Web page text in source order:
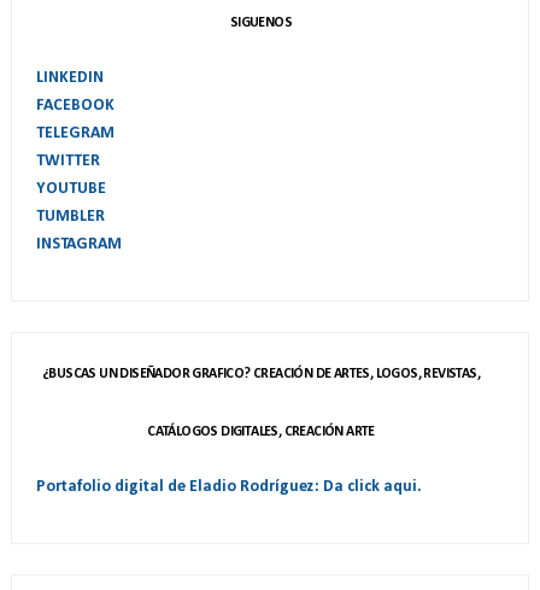
SIGUENOS
LINKEDIN
FACEBOOK
TELEGRAM
TWITTER
YOUTUBE
TUMBLER
INSTAGRAM
¿BUSCAS UN DISEÑADOR GRAFICO? CREACIÓN DE ARTES, LOGOS, REVISTAS,
CATÁLOGOS DIGITALES, CREACIÓN ARTE
Portafolio digital de Eladio Rodríguez: Da click aqui.